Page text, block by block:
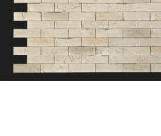
add_circle_outline Create new list